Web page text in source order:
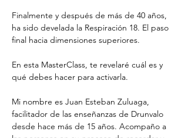
Finalmente y después de más de 40 años,
ha sido develada la Respiración 18. El paso
final hacia dimensiones superiores.
En esta MasterClass, te revelaré cuál es y
qué debes hacer para activarla.
Mi nombre es Juan Esteban Zuluaga,
facilitador de las enseñanzas de Drunvalo
desde hace más de 15 años. Acompaño a